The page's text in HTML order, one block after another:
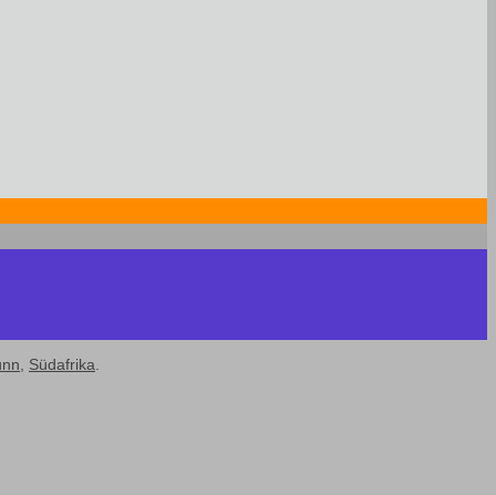
, Südafrika.